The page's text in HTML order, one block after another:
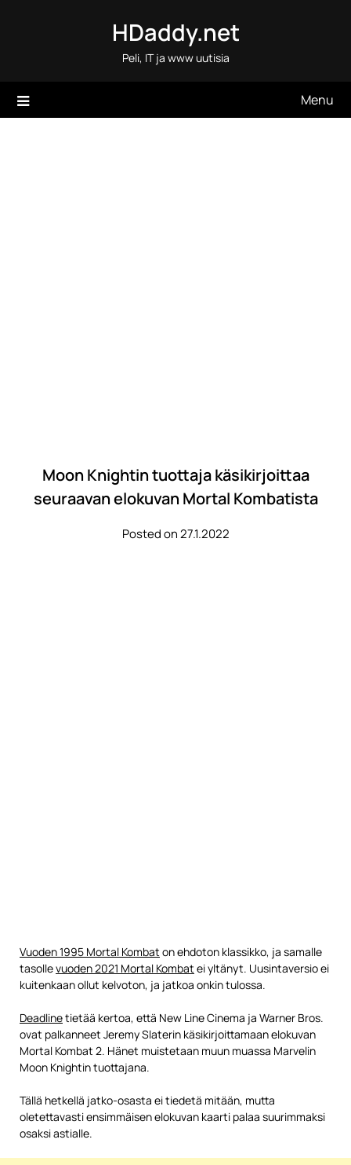
HDaddy.net
Peli, IT ja www uutisia
Menu
Moon Knightin tuottaja käsikirjoittaa
seuraavan elokuvan Mortal Kombatista
Posted on 27.1.2022
Vuoden 1995 Mortal Kombat on ehdoton klassikko, ja samalle
tasollevuoden 2021 Mortal Kombat ei yltänyt. Uusintaversio ei
kuitenkaan ollut kelvoton, ja jatkoa onkin tulossa.
Deadlinetietää kertoa, että New Line Cinema ja Warner Bros.
ovat palkanneet Jeremy Slaterin käsikirjoittamaan elokuvan
Mortal Kombat 2. Hänet muistetaan muun muassa Marvelin
Moon Knightin tuottajana.
Tällä hetkellä jatko-osasta ei tiedetä mitään, mutta
oletettavasti ensimmäisen elokuvan kaarti palaa suurimmaksi
osaksi astialle.